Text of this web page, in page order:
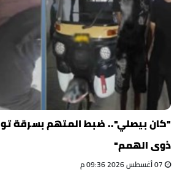
"كان بيصلي".. ضبط المتهم بسرقة
ذوى الهمم"